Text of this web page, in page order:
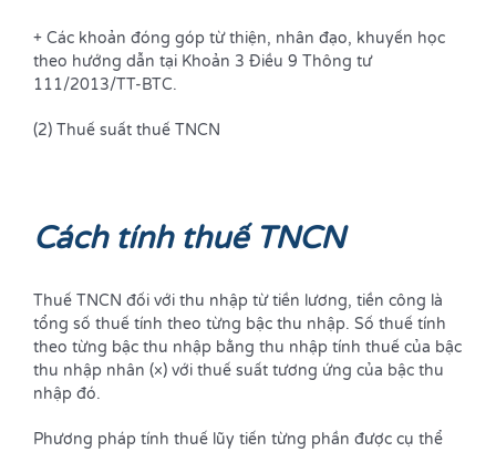
+ Các khoản đóng góp từ thiện, nhân đạo, khuyến học
theo hướng dẫn tại Khoản 3 Điều 9 Thông tư
111/2013/TT-BTC.
(2) Thuế suất thuế TNCN
Cách tính thuế TNCN
Thuế TNCN đối với thu nhập từ tiền lương, tiền công là
tổng số thuế tính theo từng bậc thu nhập. Số thuế tính
theo từng bậc thu nhập bằng thu nhập tính thuế của bậc
thu nhập nhân (×) với thuế suất tương ứng của bậc thu
nhập đó.
Phương pháp tính thuế lũy tiến từng phần được cụ thể